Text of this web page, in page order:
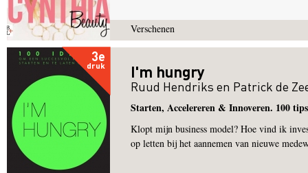
Verschenen
3e
druk I'm hungry
Ruud Hendriks en Patrick de
Starten, Accelereren & Innoveren. 100
Klopt mijn business model? Hoe vind ik
op letten bij het aannemen van nieuwe